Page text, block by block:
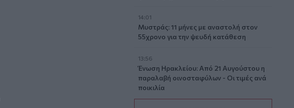
14:01
Μυστράς: 11 μήνες με αναστολή στον
55χρονο για την ψευδή κατάθεση
13:56
Ένωση Ηρακλείου: Από 21 Αυγούστου η
παραλαβή οινοσταφύλων - Οι τιμές ανά
ποικιλία